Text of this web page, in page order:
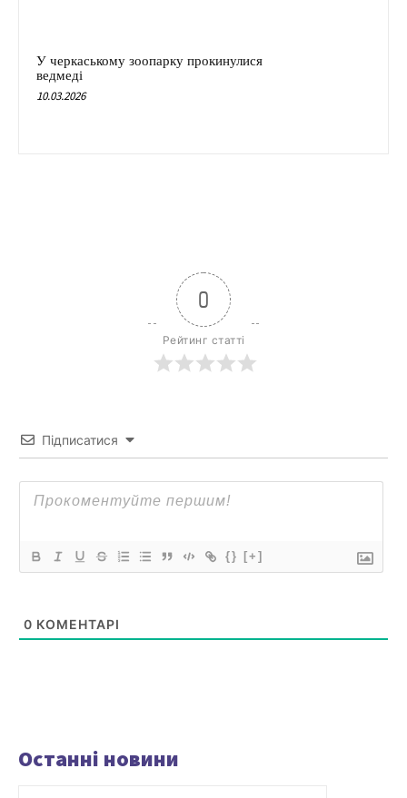
У черкаському зоопарку прокинулися
ведмеді
10.03.2026
0
Рейтинг статті
Підписатися
{} [+]
0 КОМЕНТАРІ
Останні новини